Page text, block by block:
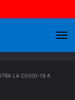
LA COVID-19 A